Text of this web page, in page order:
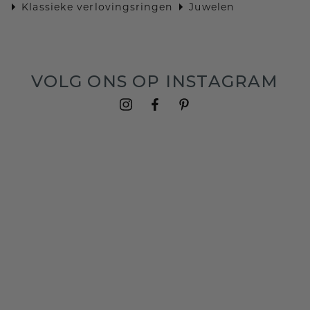
Klassieke verlovingsringen Juwelen
VOLG ONS OP INSTAGRAM